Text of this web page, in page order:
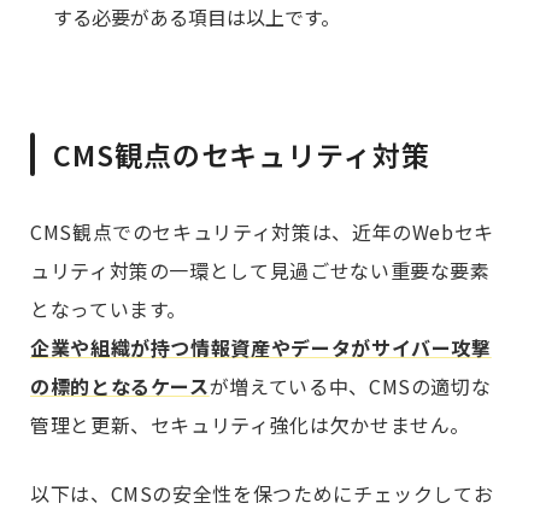
する必要がある項目は以上です。
CMS観点のセキュリティ対策
CMS観点でのセキュリティ対策は、近年のWebセキ
ュリティ対策の一環として見過ごせない重要な要素
となっています。
企業や組織が持つ情報資産やデータがサイバー攻撃
の標的となるケースが増えている中、CMSの適切な
管理と更新、セキュリティ強化は欠かせません。
以下は、CMSの安全性を保つためにチェックしてお